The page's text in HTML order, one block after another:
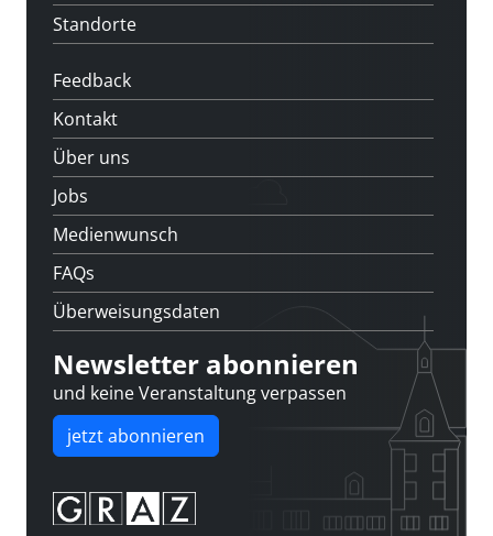
Standorte
Feedback
Kontakt
Über uns
Jobs
Medienwunsch
FAQs
Überweisungsdaten
Newsletter abonnieren
und keine Veranstaltung verpassen
jetzt abonnieren